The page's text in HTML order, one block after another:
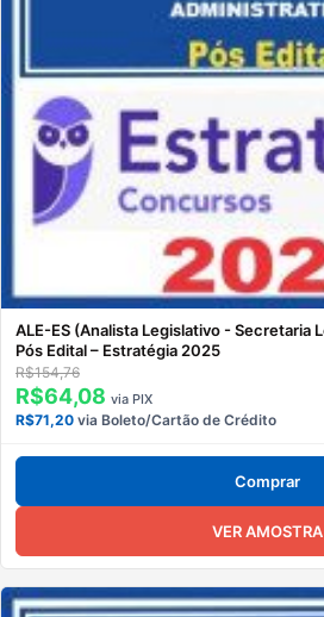
ALE-ES (Analista Legislativo - Secretaria
Pós Edital – Estratégia 2025
R$154,76
R$64,08 via PIX
R$71,20 via Boleto/Cartão de Crédito
Comprar
VER AMOSTRA